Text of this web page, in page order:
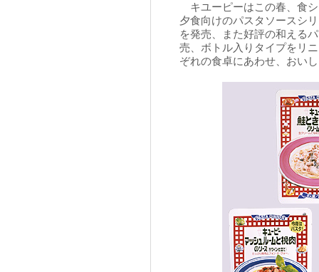
キユーピーはこの春、食
夕食向けのパスタソースシ
を発売、また好評の和える
売、ボトル入りタイプをリ
ぞれの食卓にあわせ、おい